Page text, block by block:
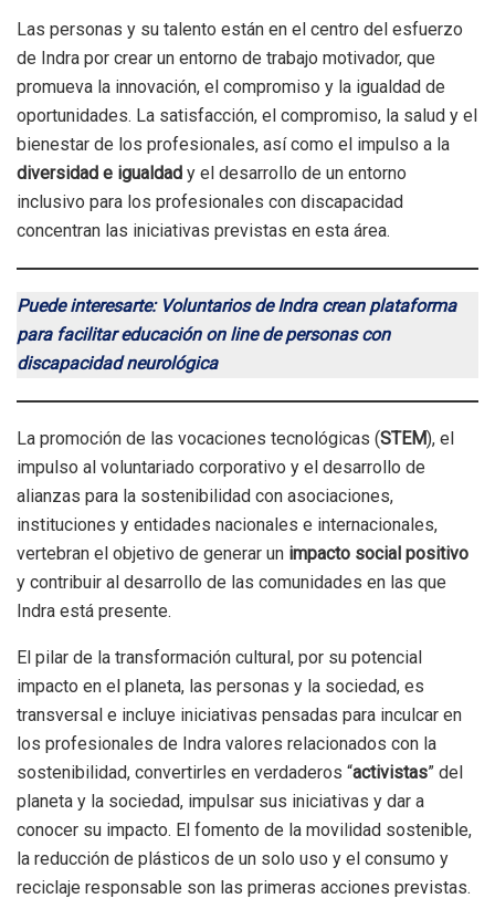
Las personas y su talento están en el centro del esfuerzo
de Indra por crear un entorno de trabajo motivador, que
promueva la innovación, el compromiso y la igualdad de
oportunidades. La satisfacción, el compromiso, la salud y el
bienestar de los profesionales, así como el impulso a la
diversidad e igualdad y el desarrollo de un entorno
inclusivo para los profesionales con discapacidad
concentran las iniciativas previstas en esta área.
Puede interesarte: Voluntarios de Indra crean plataforma
para facilitar educación on line de personas con
discapacidad neurológica
La promoción de las vocaciones tecnológicas (STEM), el
impulso al voluntariado corporativo y el desarrollo de
alianzas para la sostenibilidad con asociaciones,
instituciones y entidades nacionales e internacionales,
vertebran el objetivo de generar un impacto social positivo
y contribuir al desarrollo de las comunidades en las que
Indra está presente.
El pilar de la transformación cultural, por su potencial
impacto en el planeta, las personas y la sociedad, es
transversal e incluye iniciativas pensadas para inculcar en
los profesionales de Indra valores relacionados con la
sostenibilidad, convertirles en verdaderos “activistas” del
planeta y la sociedad, impulsar sus iniciativas y dar a
conocer su impacto. El fomento de la movilidad sostenible,
la reducción de plásticos de un solo uso y el consumo y
reciclaje responsable son las primeras acciones previstas.